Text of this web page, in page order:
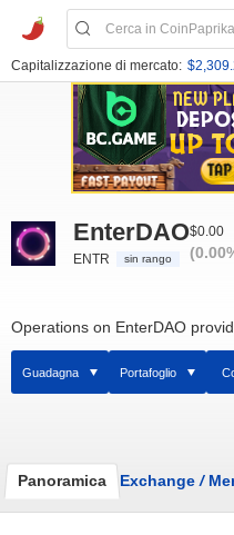
Capitalizzazione di mercato:
EnterDAO
ENTR sin rango
$0.00
Operations on EnterDAO
Guadagna Portafoglio
Panoramica Exchange /